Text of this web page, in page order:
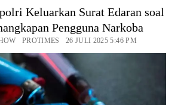
Keluarkan Surat Edaran soal
Pengguna Narkoba
PROTIMES 26 JULI 2025 5:46 PM